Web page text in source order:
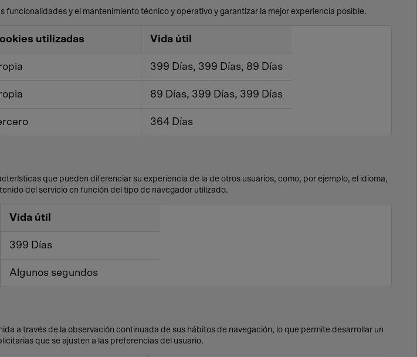
y el mantenimiento técnico y operativo y garantizar la mejor experiencia posible.
utilizadas Vida útil
399 Días, 399 Días, 89 Días
89 Días, 399 Días, 399 Días
364 Días
que pueden diferenciar su experiencia de la de otros usuarios, como, por ejemplo, el idioma,
del servicio en función del tipo de navegador utilizado.
Vida útil
399 Días
Algunos segundos
a través de la observación continuada de sus hábitos de navegación, lo que permite desarrollar un
que se ajusten a las preferencias del usuario.